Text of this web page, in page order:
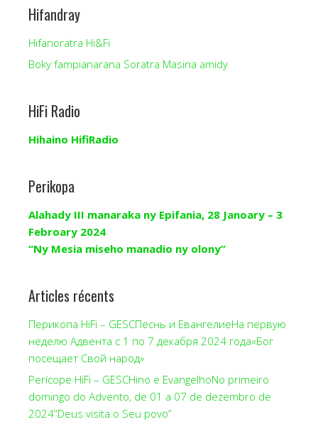
Hifandray
Hifanoratra Hi&Fi
Boky fampianarana Soratra Masina amidy
HiFi Radio
Hihaino HifiRadio
Perikopa
Alahady III manaraka ny Epifania, 28 Janoary – 3
Febroary 2024
“Ny Mesia miseho manadio ny olony”
Articles récents
Перикопа HiFi – GESCПеснь и ЕвангелиеНа первую
неделю Адвента с 1 по 7 декабря 2024 года«Бог
посещает Свой народ»
Perícope HiFi – GESCHino e EvangelhoNo primeiro
domingo do Advento, de 01 a 07 de dezembro de
2024“Deus visita o Seu povo”